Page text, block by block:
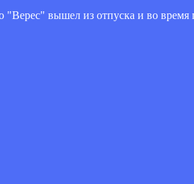
"Верес" вышел из отпуска и во